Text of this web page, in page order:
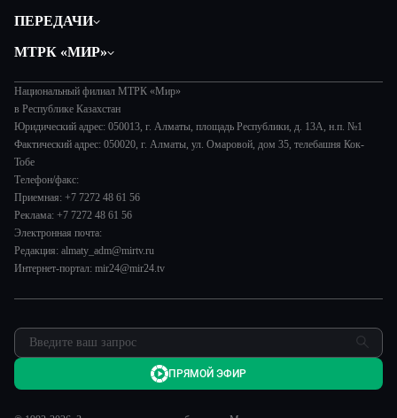
Экономика
Происшествия
Наука и технологии
Здоровье и медицина
Спорт
Авто
Культура
ПЕРЕДАЧИ
Вместе выгодно
Евразия. Культурно
Евразия. Регионы
Наши иностранцы
Пять причин поехать в...
Сделано в Содружестве
МТРК «МИР»
История
Руководство
Лица мира
Пресса о нас
Карьера
Реклама
Обратная связь
Национальный филиал МТРК «Мир»
в Республике Казахстан
Юридический адрес: 050013, г. Алматы, площадь Республики, д. 13А, н.п. №1
Фактический адрес: 050020, г. Алматы, ул. Омаровой, дом 35, телебашня Кок-
Тобе
Телефон/факс:
Приемная: +7 7272 48 61 56
Реклама: +7 7272 48 61 56
Электронная почта:
Редакция: almaty_adm@mirtv.ru
Интернет-портал: mir24@mir24.tv
ПРЯМОЙ ЭФИР